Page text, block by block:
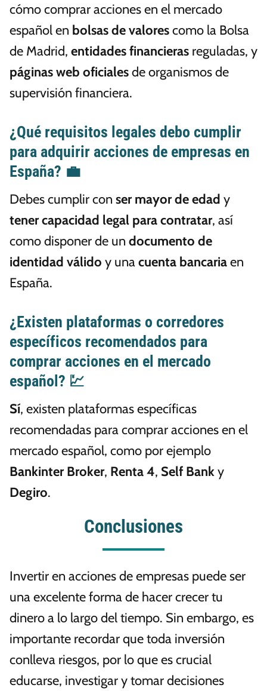
cómo comprar acciones en el mercado
español en bolsas de valorescomo la Bolsa
de Madrid, entidades financieras reguladas, y
páginas web oficialesde organismos de
supervisión financiera.
¿Qué requisitos legales debo cumplir
para adquirir acciones de empresas en
España? 💼
Debes cumplir con ser mayor de edad y
tener capacidad legal para contratar, así
como disponer de un documento de
identidad válido y unacuenta bancariaen
España.
¿Existen plataformas o corredores
específicos recomendados para
comprar acciones en el mercado
español? 💹
Sí, existen plataformas específicas
recomendadas para comprar acciones en el
mercado español, como por ejemplo
Bankinter Broker, Renta 4, Self Banky
Degiro.
Conclusiones
Invertir en acciones de empresas puede ser
una excelente forma de hacer crecer tu
dinero a lo largo del tiempo. Sin embargo, es
importante recordar que toda inversión
conlleva riesgos, por lo que es crucial
educarse, investigar y tomar decisiones